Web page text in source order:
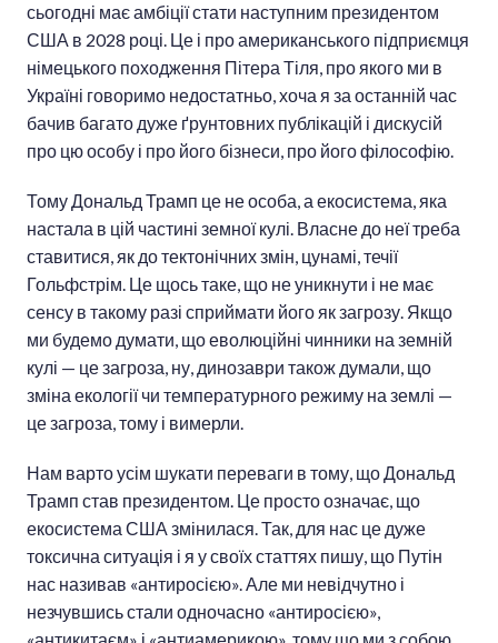
сьогодні має амбіції стати наступним президентом
США в 2028 році. Це і про американського підприємця
німецького походження Пітера Тіля, про якого ми в
Україні говоримо недостатньо, хоча я за останній час
бачив багато дуже ґрунтовних публікацій і дискусій
про цю особу і про його бізнеси, про його філософію.
Тому Дональд Трамп це не особа, а екосистема, яка
настала в цій частині земної кулі. Власне до неї треба
ставитися, як до тектонічних змін, цунамі, течії
Гольфстрім. Це щось таке, що не уникнути і не має
сенсу в такому разі сприймати його як загрозу. Якщо
ми будемо думати, що еволюційні чинники на земній
кулі — це загроза, ну, динозаври також думали, що
зміна екології чи температурного режиму на землі —
це загроза, тому і вимерли.
Нам варто усім шукати переваги в тому, що Дональд
Трамп став президентом. Це просто означає, що
екосистема США змінилася. Так, для нас це дуже
токсична ситуація і я у своїх статтях пишу, що Путін
нас називав «антиросією». Але ми невідчутно і
незчувшись стали одночасно «антиросією»,